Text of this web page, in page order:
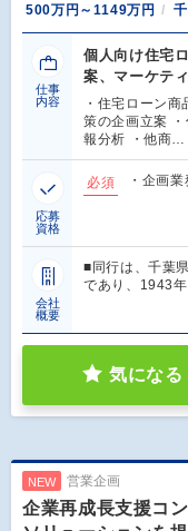
500万円～1149万円
仕事
内容
個人向け住宅
案、マーケテ
・住宅ローン
策の企画立案
報分析 ・他商…
応募
資格
必須 ・企画
会社
概要
■同行は、千葉
であり、1943
気になる
NEW 営業企画
企業再成長支援コ